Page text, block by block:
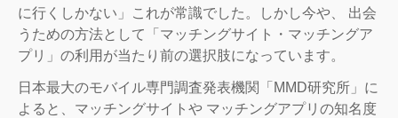
に行くしかない」これが常識でした。しかし今や、 出会
うための方法として「マッチングサイト・マッチングア
プリ」の利用が当たり前の選択肢になっています。
日本最大のモバイル専門調査発表機関「MMD研究所」に
よると、マッチングサイトや マッチングアプリの知名度